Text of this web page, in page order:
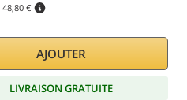
48,80 €
AJOUTER
LIVRAISON GRATUITE